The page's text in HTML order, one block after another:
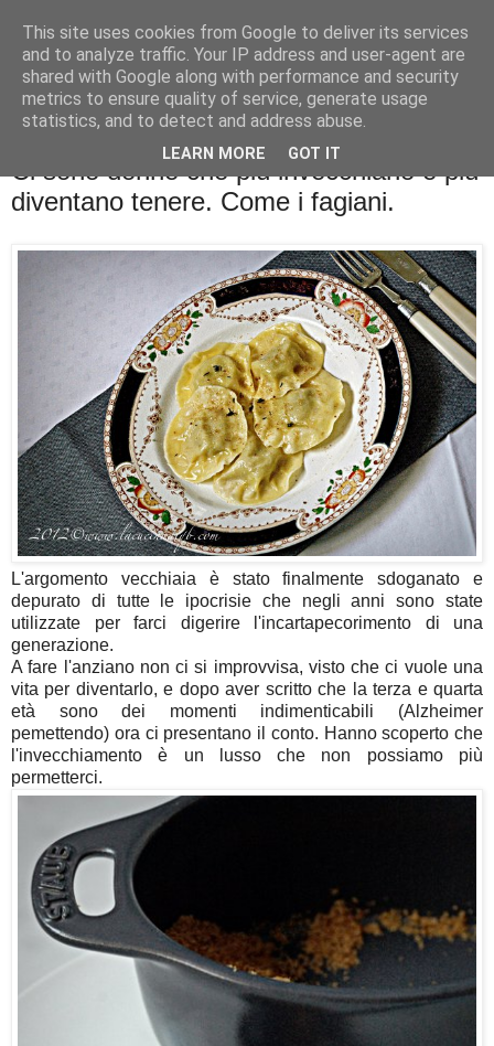
La cucina di QB
Se l'uomo è ciò che mangia il cuoco è ciò che cucina?
Ci sono donne che più invecchiano e più
diventano tenere. Come i fagiani.
L'argomento vecchiaia è stato finalmente sdoganato e
depurato di tutte le ipocrisie che negli anni sono state
utilizzate per farci digerire l'incartapecorimento di una
generazione.
A fare l'anziano non ci si improvvisa, visto che ci vuole una
vita per diventarlo, e dopo aver scritto che la terza e quarta
età sono dei momenti indimenticabili (Alzheimer
pemettendo) ora ci presentano il conto. Hanno scoperto che
l'invecchiamento è un lusso che non possiamo più
permetterci.
This site uses cookies from Google to deliver its services
and to analyze traffic. Your IP address and user-agent are
shared with Google along with performance and security
metrics to ensure quality of service, generate usage
statistics, and to detect and address abuse.
LEARN MORE GOT IT